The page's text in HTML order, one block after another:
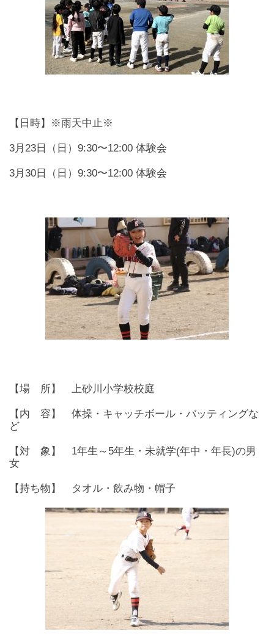
【日時】※雨天中止※
3月23日（日）9:30〜12:00 体験会
3月30日（日）9:30〜12:00 体験会
【場 所】 上砂川小学校校庭
【内 容】 体操・キャッチボール・バッティングな
ど
【対 象】 1年生～5年生・未就学(年中・年長)の男
女
【持ち物】 タオル・飲み物・帽子